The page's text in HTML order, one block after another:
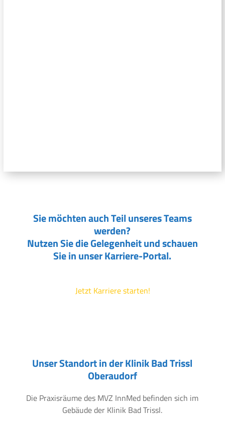
Sie möchten auch Teil unseres Teams
werden?
Nutzen Sie die Gelegenheit und schauen
Sie in unser Karriere-Portal.
Jetzt Karriere starten!
Unser Standort in der Klinik Bad Trissl
Oberaudorf
Die Praxisräume des MVZ InnMed befinden sich im
Gebäude der Klinik Bad Trissl.